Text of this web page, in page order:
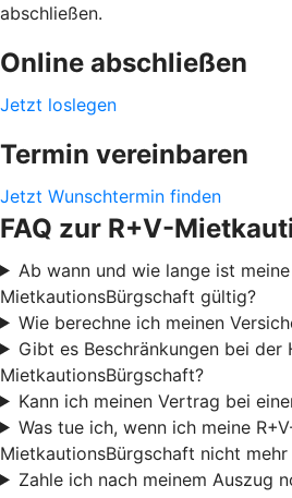
abschließen.
Online abschließen
Jetzt loslegen
Termin vereinbaren
Jetzt Wunschtermin finden
FAQ zur R+V-
Ab wann und wie lange ist
MietkautionsBürgschaft gültig?
Wie berechne ich meinen
Gibt es Beschränkungen bei der
MietkautionsBürgschaft?
Kann ich meinen Vertrag bei
Was tue ich, wenn ich meine
MietkautionsBürgschaft nicht mehr
Zahle ich nach meinem Auszug